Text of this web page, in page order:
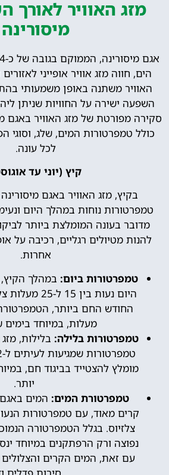
מזג האוויר לאורך
מיסורינה
הים, חווה מזג אוויר אופייני
האוויר משתנה באופן משמעותי
השפעה ישירה על החוויות שניתן
סקירה מפורטת של מזג האוויר באגם
כולל טמפרטורות המים, שלג, וסוגי
לכל עונה.
קיץ (יוני עד
בקיץ, מזג האוויר באגם
טמפרטורות נוחות במהלך היום
מדובר בעונה המומלצת ביותר
להנות מטיולים רגליים, רכיבה על
אחרות.
טמפרטורות ביום: במהלך
היום נעות בין
מעלות, במיוחד
טמפרטורות בלילה: בלילות,
מומלץ להצטייד בביגוד חם,
יותר.
טמפרטורת המים: המים
צלזיוס. בגלל הטמפרטורה
נפוצה ורק הרפתקנים במיוחד
עם זאת, המים הקרים